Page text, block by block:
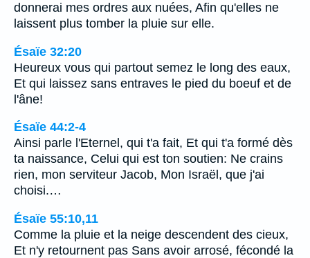
donnerai mes ordres aux nuées, Afin qu'elles ne
laissent plus tomber la pluie sur elle.
Ésaïe 32:20
Heureux vous qui partout semez le long des eaux,
Et qui laissez sans entraves le pied du boeuf et de
l'âne!
Ésaïe 44:2-4
Ainsi parle l'Eternel, qui t'a fait, Et qui t'a formé dès
ta naissance, Celui qui est ton soutien: Ne crains
rien, mon serviteur Jacob, Mon Israël, que j'ai
choisi.…
Ésaïe 55:10,11
Comme la pluie et la neige descendent des cieux,
Et n'y retournent pas Sans avoir arrosé, fécondé la